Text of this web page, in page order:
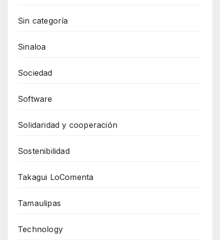
Sin categoría
Sinaloa
Sociedad
Software
Solidaridad y cooperación
Sostenibilidad
Takagui LoComenta
Tamaulipas
Technology